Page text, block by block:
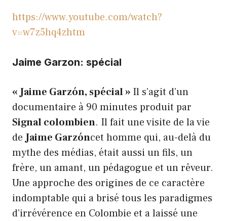
https://www.youtube.com/watch?
v=w7z5hq4zhtm
Jaime Garzon: spécial
« Jaime Garzón, spécial » Il s’agit d’un
documentaire à 90 minutes produit par
Signal colombien. Il fait une visite de la vie
deJaime Garzóncet homme qui, au-delà du
mythe des médias, était aussi un fils, un
frère, un amant, un pédagogue et un rêveur.
Une approche des origines de ce caractère
indomptable qui a brisé tous les paradigmes
d’irrévérence en Colombie et a laissé une